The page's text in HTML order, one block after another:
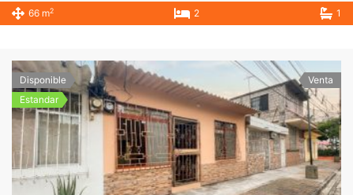
66 m2 2 1
Disponible
Estandar
Venta